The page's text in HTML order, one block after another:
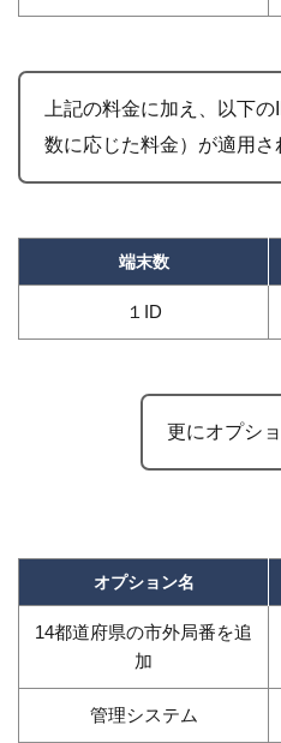
上記の料金に加え、以下
数に応じた料金）が適用さ
端末数
１ID
更にオプシ
オプション名
14都道府県の市外局番を追
加
管理システム